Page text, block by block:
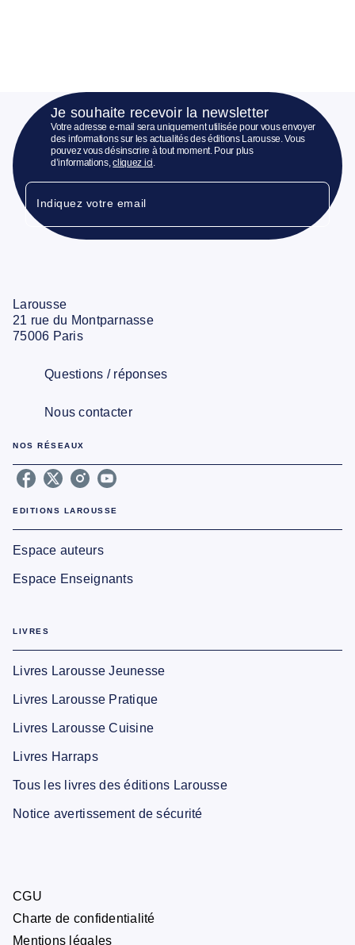
Je souhaite recevoir la newsletter
Votre adresse e-mail sera uniquement utilisée pour vous envoyer
des informations sur les actualités des éditions Larousse. Vous
pouvez vous désinscrire à tout moment. Pour plus
d’informations,cliquez ici.
Indiquez votre email
Larousse
21 rue du Montparnasse
75006 Paris
Questions / réponses
Nous contacter
NOS RÉSEAUX
EDITIONS LAROUSSE
Espace auteurs
Espace Enseignants
LIVRES
Livres Larousse Jeunesse
Livres Larousse Pratique
Livres Larousse Cuisine
Livres Harraps
Tous les livres des éditions Larousse
Notice avertissement de sécurité
CGU
Charte de confidentialité
Mentions légales